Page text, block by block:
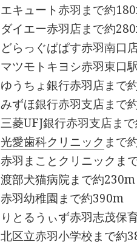
エキュート赤羽まで約
ダイエー赤羽店まで約
どらっぐぱぱす赤羽南口
マツモトキヨシ赤羽東口
ゆうちょ銀行赤羽店まで
みずほ銀行赤羽支店まで
三菱UFJ銀行赤羽支店ま
光愛歯科クリニック まで
赤羽まことクリニックま
渡部犬猫病院まで約230m
赤羽幼稚園まで約390m
りとるうぃず赤羽志茂保
北区立赤羽小学校まで約